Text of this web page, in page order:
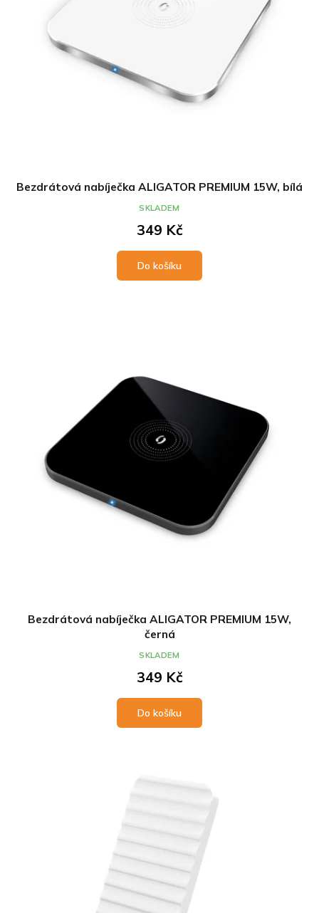
Bezdrátová nabíječka ALIGATOR PREMIUM 15W, bílá
349 Kč
Do košíku
SKLADEM
Bezdrátová nabíječka ALIGATOR PREMIUM 15W,
černá
349 Kč
Do košíku
SKLADEM